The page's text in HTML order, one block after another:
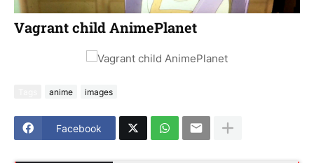
Vagrant child AnimePlanet
anime images
Facebook